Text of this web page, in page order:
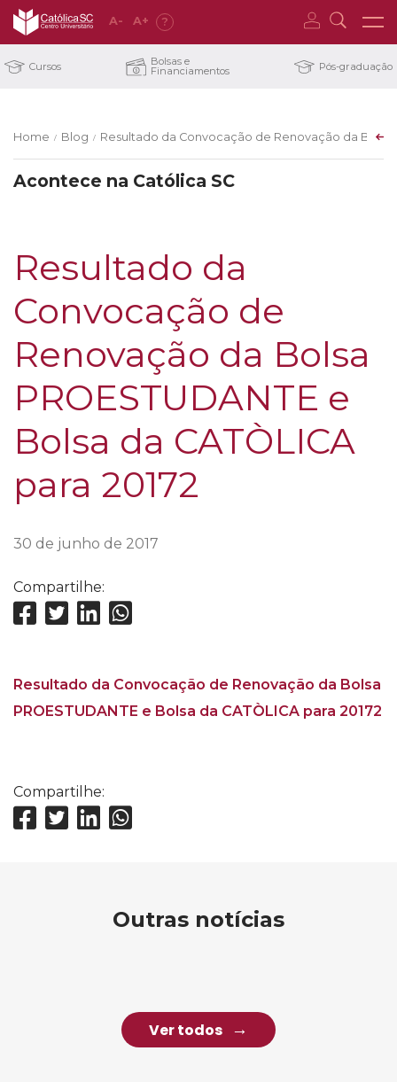
A- A+ ?
Cursos Bolsas e
Financiamentos Pós-graduação
Home / Blog / Resultado da Convocação de Renovação da Bolsa
Acontece na Católica SC
Resultado da
Convocação de
Renovação da Bolsa
PROESTUDANTE e
Bolsa da CATÒLICA
para 20172
30 de junho de 2017
Compartilhe:
Resultado da Convocação de Renovação da Bolsa
PROESTUDANTE e Bolsa da CATÒLICA para 20172
Compartilhe:
Outras notícias
Ver todos